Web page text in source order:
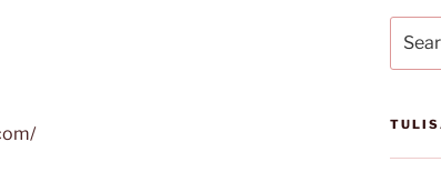
for: